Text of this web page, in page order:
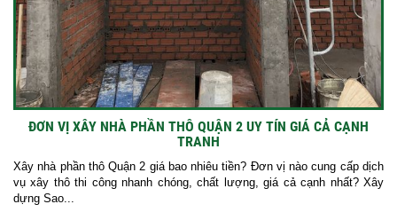
ĐƠN VỊ XÂY NHÀ PHẦN THÔ QUẬN 2 UY TÍN GIÁ CẢ CẠNH
TRANH
Xây nhà phần thô Quận 2 giá bao nhiêu tiền? Đơn vị nào cung cấp dịch
vụ xây thô thi công nhanh chóng, chất lượng, giá cả cạnh nhất? Xây
dựng Sao...